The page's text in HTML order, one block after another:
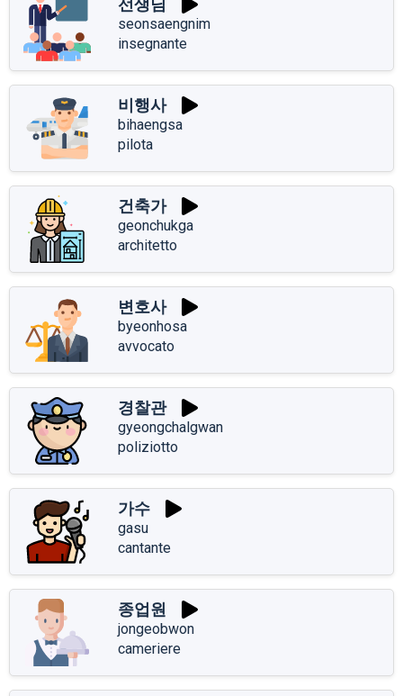
선생님
seonsaengnim
insegnante
비행사
bihaengsa
pilota
건축가
geonchukga
architetto
변호사
byeonhosa
avvocato
경찰관
gyeongchalgwan
poliziotto
가수
gasu
cantante
종업원
jongeobwon
cameriere